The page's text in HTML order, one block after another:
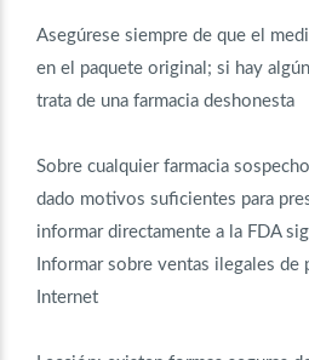
Asegúrese siempre de que el
en el paquete original; si hay
trata de una farmacia deshonesta
Sobre cualquier farmacia
dado motivos suficientes para
informar directamente a la FDA
Informar sobre ventas ilegales
Internet